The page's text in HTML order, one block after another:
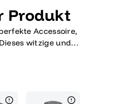
Produkt
Accessoire,
witzige und
wie
mit zwei
Party. Es